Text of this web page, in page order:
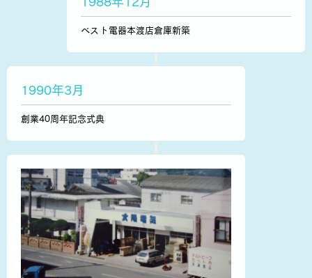
ベスト電器本渡店倉庫新築
1990年3月
創業40周年記念式典